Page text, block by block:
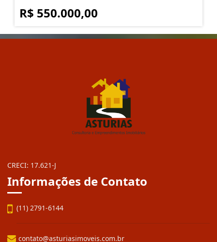
R$ 550.000,00
CRECI: 17.621-J
Informações de Contato
(11) 2791-6144
contato@asturiasimoveis.com.br